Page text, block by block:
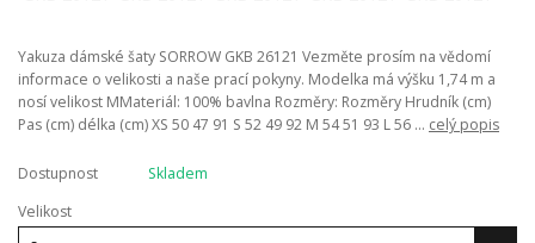
Yakuza dámské šaty SORROW GKB 26121 Vezměte prosím na vědomí
informace o velikosti a naše prací pokyny. Modelka má výšku 1,74 m a
nosí velikost MMateriál: 100% bavlna Rozměry: Rozměry Hrudník (cm)
Pas (cm) délka (cm) XS 50 47 91 S 52 49 92 M 54 51 93 L 56 ... celý popis
Dostupnost
Skladem
Velikost